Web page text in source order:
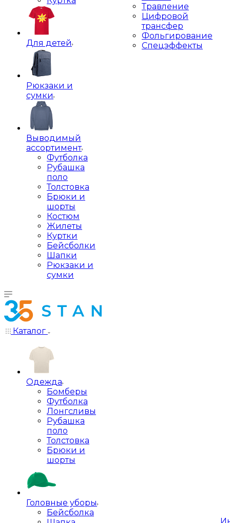
Для детей
Рюкзаки и
сумки
Выводимый
ассортимент
Футболка
Рубашка
поло
Толстовка
Брюки и
шорты
Костюм
Жилеты
Куртки
Бейсболки
Шапки
Рюкзаки и
сумки
Травление
Цифровой
трансфер
Фольгирование
Спецэффекты
Каталог
Одежда
Бомберы
Футболка
Лонгсливы
Рубашка
поло
Толстовка
Брюки и
шорты
Головные уборы
Бейсболка